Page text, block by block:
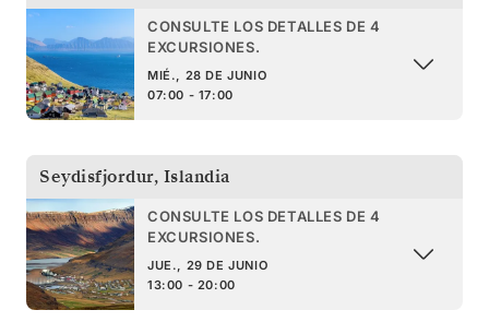
CONSULTE LOS DETALLES DE 4
EXCURSIONES.
MIÉ., 28 DE JUNIO
07:00 - 17:00
Seydisfjordur, Islandia
CONSULTE LOS DETALLES DE 4
EXCURSIONES.
JUE., 29 DE JUNIO
13:00 - 20:00